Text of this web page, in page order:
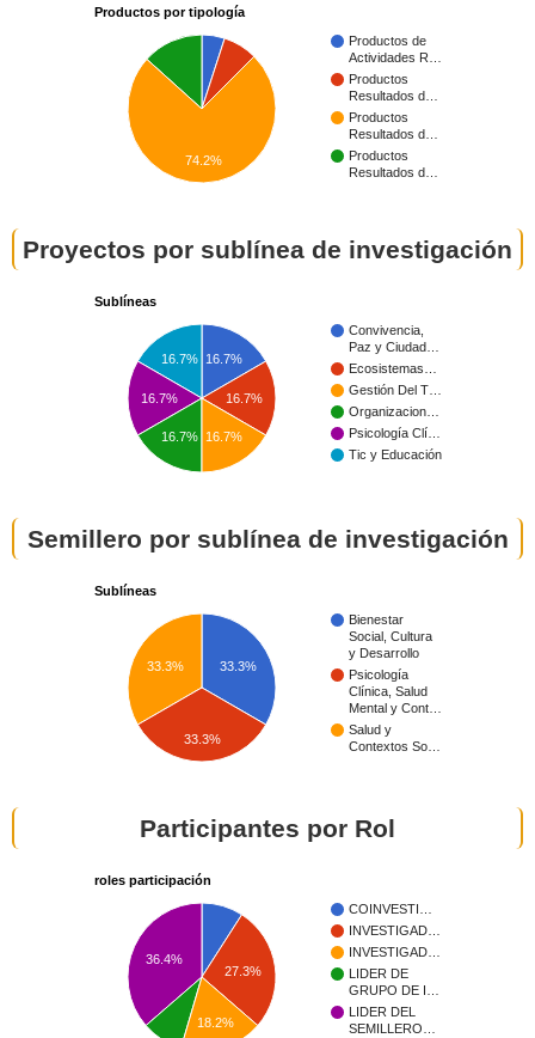
Productos por tipología
Productos de
Actividades R…
Productos
Resultados d…
Productos
Resultados d…
Productos
Resultados d…
74.2%
Proyectos por sublínea de investigación
Sublíneas
Convivencia,
Paz y Ciudad…
Ecosistemas…
Gestión Del T…
Organizacion…
Psicología Clí…
Tic y Educación
16.7%
16.7%
16.7%
16.7%
16.7% 16.7%
Semillero por sublínea de investigación
Sublíneas
Bienestar
Social, Cultura
y Desarrollo
Psicología
Clínica, Salud
Mental y Cont…
Salud y
Contextos So…
33.3%
33.3%
33.3%
Participantes por Rol
roles participación
COINVESTI…
INVESTIGAD…
INVESTIGAD…
LIDER DE
GRUPO DE I…
LIDER DEL
SEMILLERO…
27.3%
36.4%
18.2%